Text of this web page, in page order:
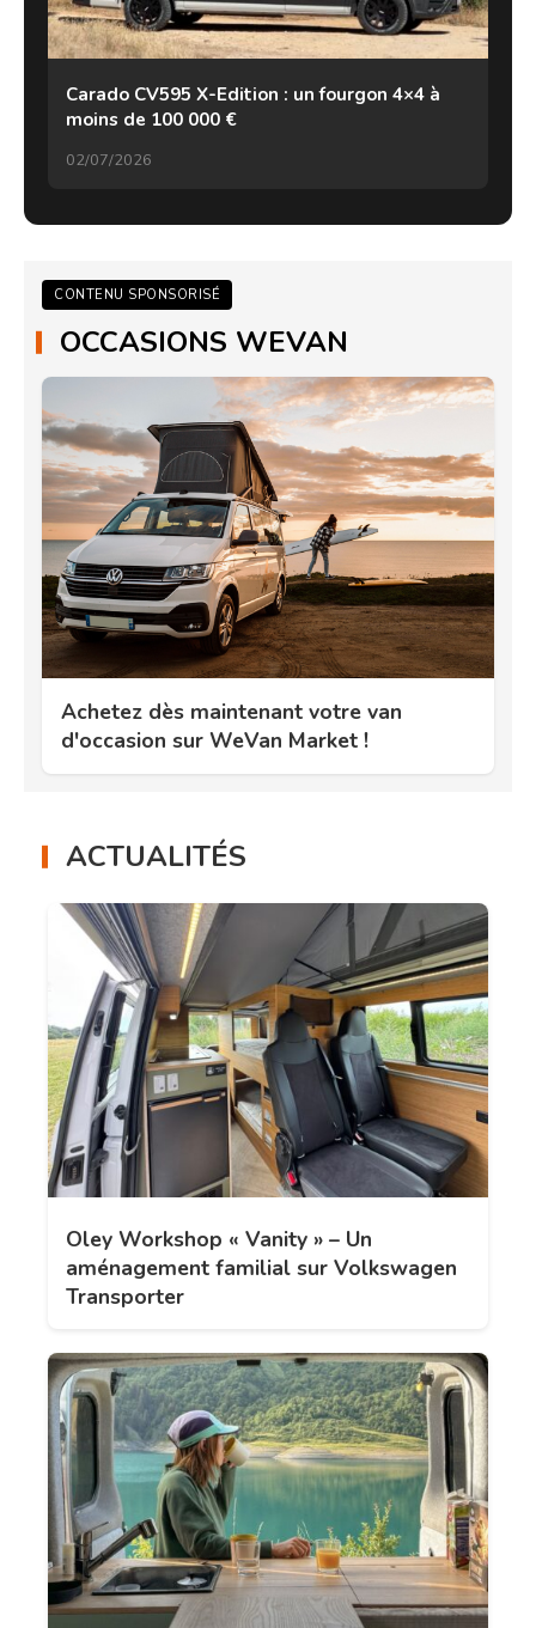
Carado CV595 X-Edition : un fourgon 4×4 à
moins de 100 000 €
02/07/2026
CONTENU SPONSORISÉ
OCCASIONS WEVAN
Achetez dès maintenant votre van
d'occasion sur WeVan Market !
ACTUALITÉS
Oley Workshop « Vanity » – Un
aménagement familial sur Volkswagen
Transporter